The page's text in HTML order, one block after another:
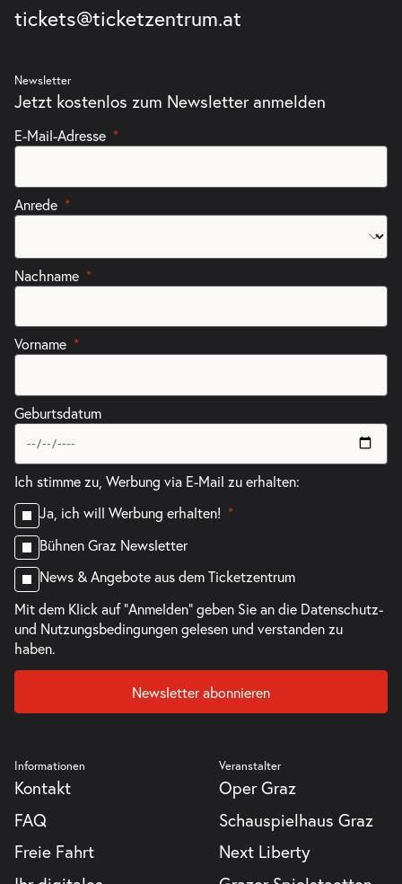
tickets@ticketzentrum.at
Newsletter
Jetzt kostenlos zum Newsletter anmelden
E-Mail-Adresse
Anrede
Nachname
Vorname
Geburtsdatum
Ich stimme zu, Werbung via E-Mail zu erhalten:
Ja, ich will Werbung erhalten!
Bühnen Graz Newsletter
News & Angebote aus dem Ticketzentrum
Mit dem Klick auf "Anmelden" geben Sie an die Datenschutz-
und Nutzungsbedingungen gelesen und verstanden zu
haben.
Newsletter abonnieren
Informationen
Kontakt
FAQ
Freie Fahrt
Veranstalter
Oper Graz
Schauspielhaus Graz
Next Liberty